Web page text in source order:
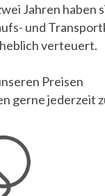
Jahren haben
und
verteuert.
Preisen
gerne jederzeit